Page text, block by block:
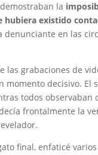
la
hubiera existido
denunciante en las
las grabaciones de
momento decisivo. El
todos observaban
frontalmente la
final, enfaticé